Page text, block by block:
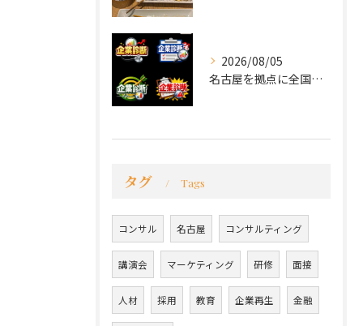
2026/08/05
名古屋を拠点に全国で活動する 経営コンサルタントの 毛利京申...
タグ Tags
コンサル 名古屋 コンサルティング
講演会 マーケティング 研修 面接
人材 採用 教育 企業再生 金融